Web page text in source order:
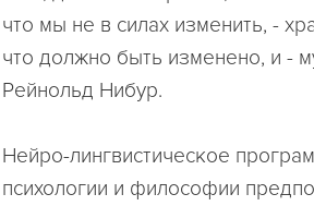
что мы не в силах изменить, -
что должно быть изменено, и -
Рейнольд Нибур.
Нейро-лингвистическое
психологии и философии